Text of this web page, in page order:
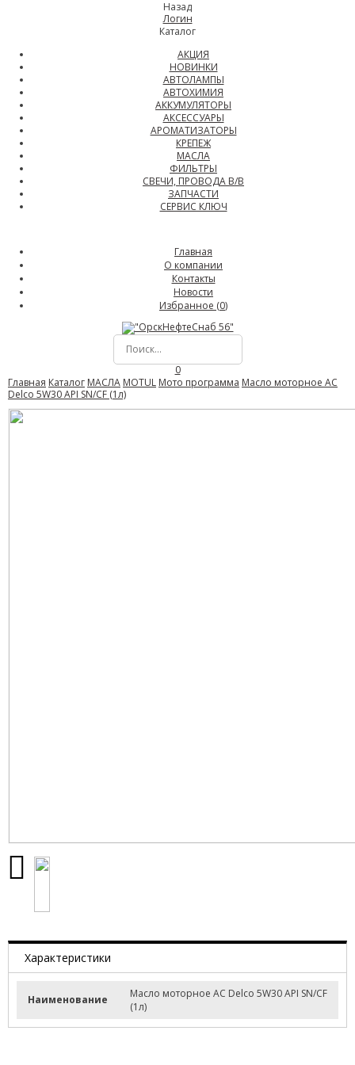
Назад
Логин
Каталог
АКЦИЯ
НОВИНКИ
АВТОЛАМПЫ
АВТОХИМИЯ
АККУМУЛЯТОРЫ
АКСЕССУАРЫ
АРОМАТИЗАТОРЫ
КРЕПЕЖ
МАСЛА
ФИЛЬТРЫ
СВЕЧИ, ПРОВОДА В/В
ЗАПЧАСТИ
СЕРВИС КЛЮЧ
Главная
О компании
Контакты
Новости
Избранное (0)
0
Главная Каталог МАСЛА MOTUL Мото программа Масло моторное AC
Delco 5W30 API SN/CF (1л)
Характеристики
Наименование
Масло моторное AC Delco 5W30 API SN/CF
(1л)